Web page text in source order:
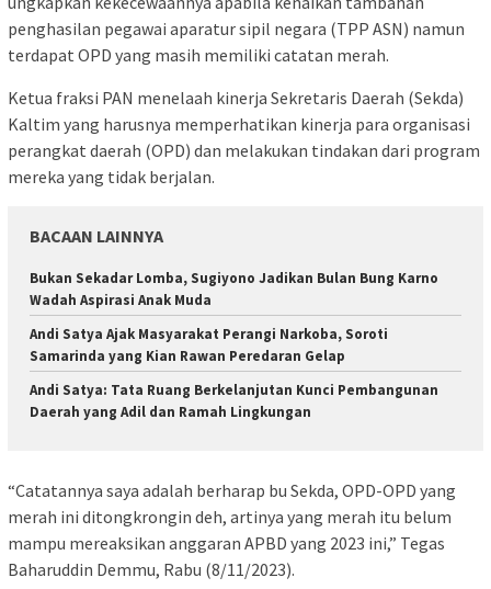
penghasilan pegawai aparatur sipil negara (TPP ASN) namun
terdapat OPD yang masih memiliki catatan merah.
Ketua fraksi PAN menelaah kinerja Sekretaris Daerah (Sekda)
Kaltim yang harusnya memperhatikan kinerja para organisasi
perangkat daerah (OPD) dan melakukan tindakan dari program
mereka yang tidak berjalan.
BACAAN LAINNYA
Bukan Sekadar Lomba, Sugiyono Jadikan Bulan Bung Karno
Wadah Aspirasi Anak Muda
Andi Satya Ajak Masyarakat Perangi Narkoba, Soroti
Samarinda yang Kian Rawan Peredaran Gelap
Andi Satya: Tata Ruang Berkelanjutan Kunci Pembangunan
Daerah yang Adil dan Ramah Lingkungan
“Catatannya saya adalah berharap bu Sekda, OPD-OPD yang
merah ini ditongkrongin deh, artinya yang merah itu belum
mampu mereaksikan anggaran APBD yang 2023 ini,” Tegas
Baharuddin Demmu, Rabu (8/11/2023).